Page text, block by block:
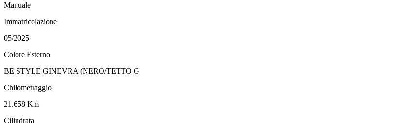
Manuale
Immatricolazione
05/2025
Colore Esterno
BE STYLE GINEVRA (NERO/TETTO G
Chilometraggio
21.658 Km
Cilindrata